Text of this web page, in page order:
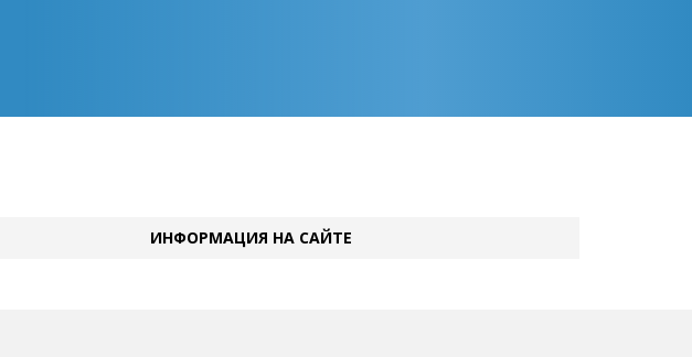
ИНФОРМАЦИЯ НА САЙТЕ